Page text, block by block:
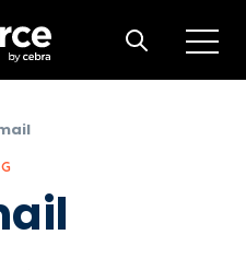
Open
Open search